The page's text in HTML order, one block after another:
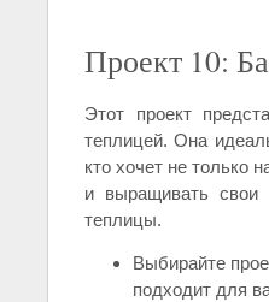
Проект 10:
Этот проект
теплицей. Она
кто хочет не только
и выращивать свои
теплицы.
Выбирайте
подходит для